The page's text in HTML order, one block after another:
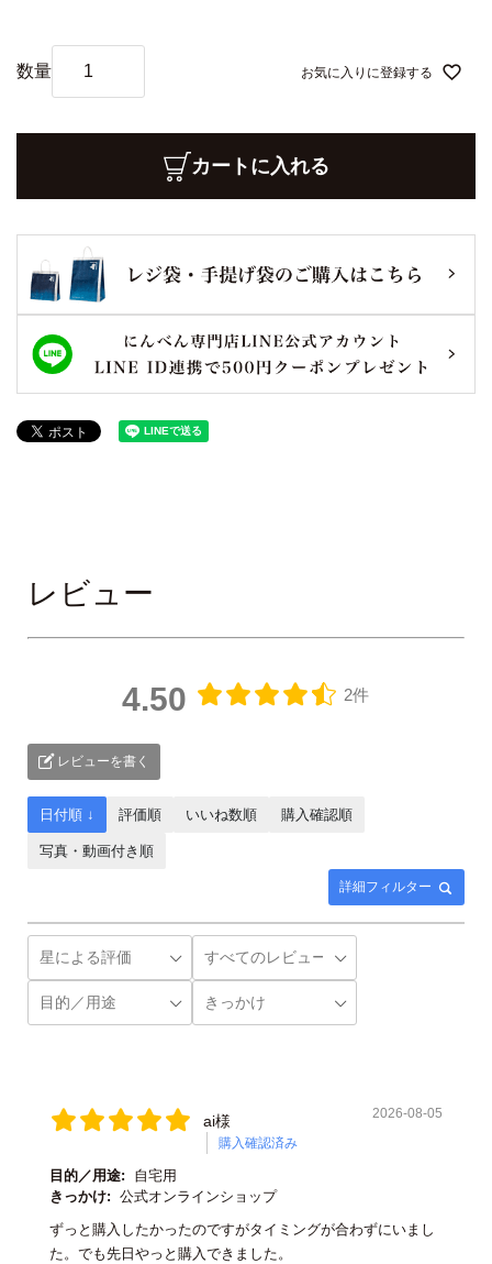
お気に入りに登録する
カートに入れる
レビュー
4.50 2件
レビューを書く
詳細フィルター
日付順 ↓ 評価順 いいね数順 購入確認順
写真・動画付き順
ai様
購入確認済み
2026-08-05
目的／用途:
自宅用
きっかけ: 公式オンラインショップ
ずっと購入したかったのですがタイミングが合わずにいまし
た。でも先日やっと購入できました。